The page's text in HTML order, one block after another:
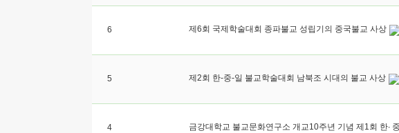
6 제6회 국제학술대회 종파불교 성립기의 중국불교 사상
5 제2회 한-중-일 불교학술대회 남북조 시대의 불교 사상
4